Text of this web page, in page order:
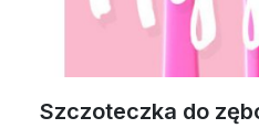
Szczoteczka do